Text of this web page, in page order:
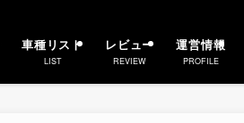
車種リスト
LIST
レビュー
REVIEW
運営情報
PROFILE